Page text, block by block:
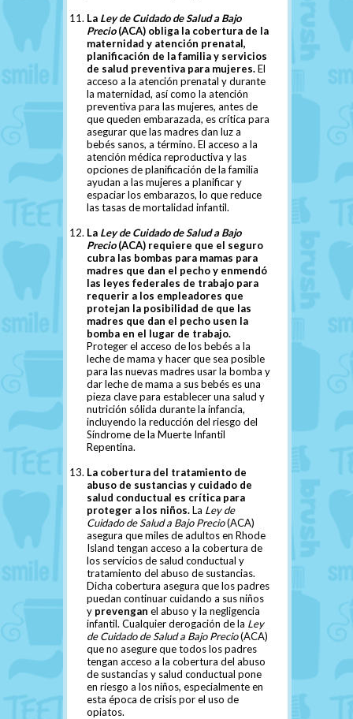
La Ley de Cuidado de Salud a Bajo
Precio(ACA) obliga la cobertura de la
maternidad y atención prenatal,
planificación de la familia y servicios
de salud preventiva para mujeres.El
acceso a la atención prenatal y durante
la maternidad, así como la atención
preventiva para las mujeres, antes de
que queden embarazada, es crítica para
asegurar que las madres dan luz a
bebés sanos, a término. El acceso a la
atención médica reproductiva y las
opciones de planificación de la familia
ayudan a las mujeres a planificar y
espaciar los embarazos, lo que reduce
las tasas de mortalidad infantil.
La Ley de Cuidado de Salud a Bajo
Precio(ACA) requiere que el seguro
cubra las bombas para mamas para
madres que dan el pecho y enmendó
las leyes federales de trabajo para
requerir a los empleadores que
protejan la posibilidad de que las
madres que dan el pecho usen la
bomba en el lugar de trabajo.
Proteger el acceso de los bebés a la
leche de mama y hacer que sea posible
para las nuevas madres usar la bomba y
dar leche de mama a sus bebés es una
pieza clave para establecer una salud y
nutrición sólida durante la infancia,
incluyendo la reducción del riesgo del
Síndrome de la Muerte Infantil
Repentina.
La cobertura del tratamiento de
abuso de sustancias y cuidado de
salud conductual es crítica para
proteger a los niños.La Ley de
Cuidado de Salud a Bajo Precio(ACA)
asegura que miles de adultos en Rhode
Island tengan acceso a la cobertura de
los servicios de salud conductual y
tratamiento del abuso de sustancias.
Dicha cobertura asegura que los padres
puedan continuar cuidando a sus niños
y prevengan el abuso y la negligencia
infantil. Cualquier derogación de la Ley
de Cuidado de Salud a Bajo Precio(ACA)
que no asegure que todos los padres
tengan acceso a la cobertura del abuso
de sustancias y salud conductual pone
en riesgo a los niños, especialmente en
esta época de crisis por el uso de
opiatos.